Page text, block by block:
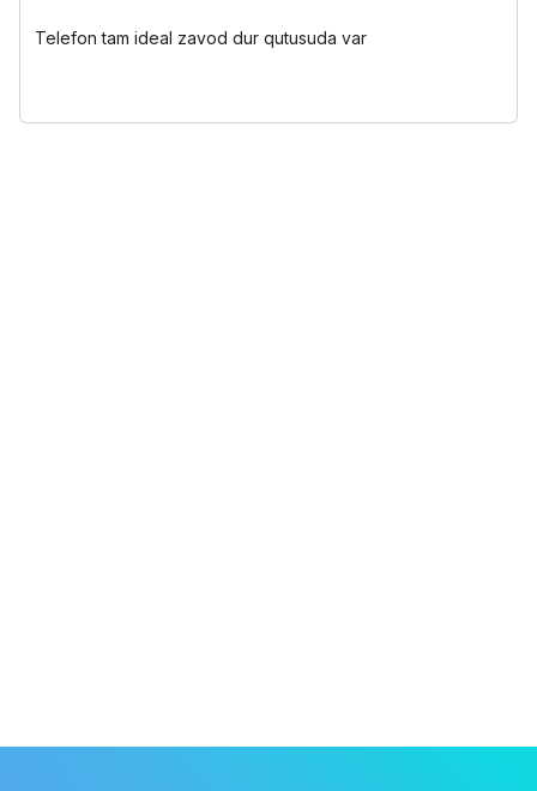
Telefon tam ideal zavod dur qutusuda var